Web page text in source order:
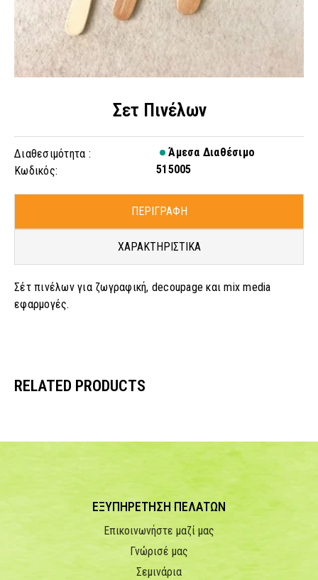
Σετ Πινέλων
Διαθεσιμότητα :
Άμεσα Διαθέσιμο
Κωδικός:
515005
ΠΕΡΙΓΡΑΦΗ
ΧΑΡΑΚΤΗΡΙΣΤΙΚΑ
Σέτ πινέλων για ζωγραφική, decoupage και mix media
εφαρμογές.
RELATED PRODUCTS
ΕΞΥΠΗΡΕΤΗΣΗ ΠΕΛΑΤΩΝ
Επικοινωνήστε μαζί μας
Γνώρισέ μας
Σεμινάρια